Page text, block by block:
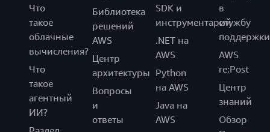
Что
такое
облачные
вычисления?
Что
такое
агентный
ИИ?
Библиотека
решений
AWS
Центр
архитектуры
Вопросы
и
ответы
SDK и
инструментарий
.NET на
AWS
Python
на AWS
Java на
AWS
в
службу
поддержки
AWS
re:Post
Центр
знаний
Обзор